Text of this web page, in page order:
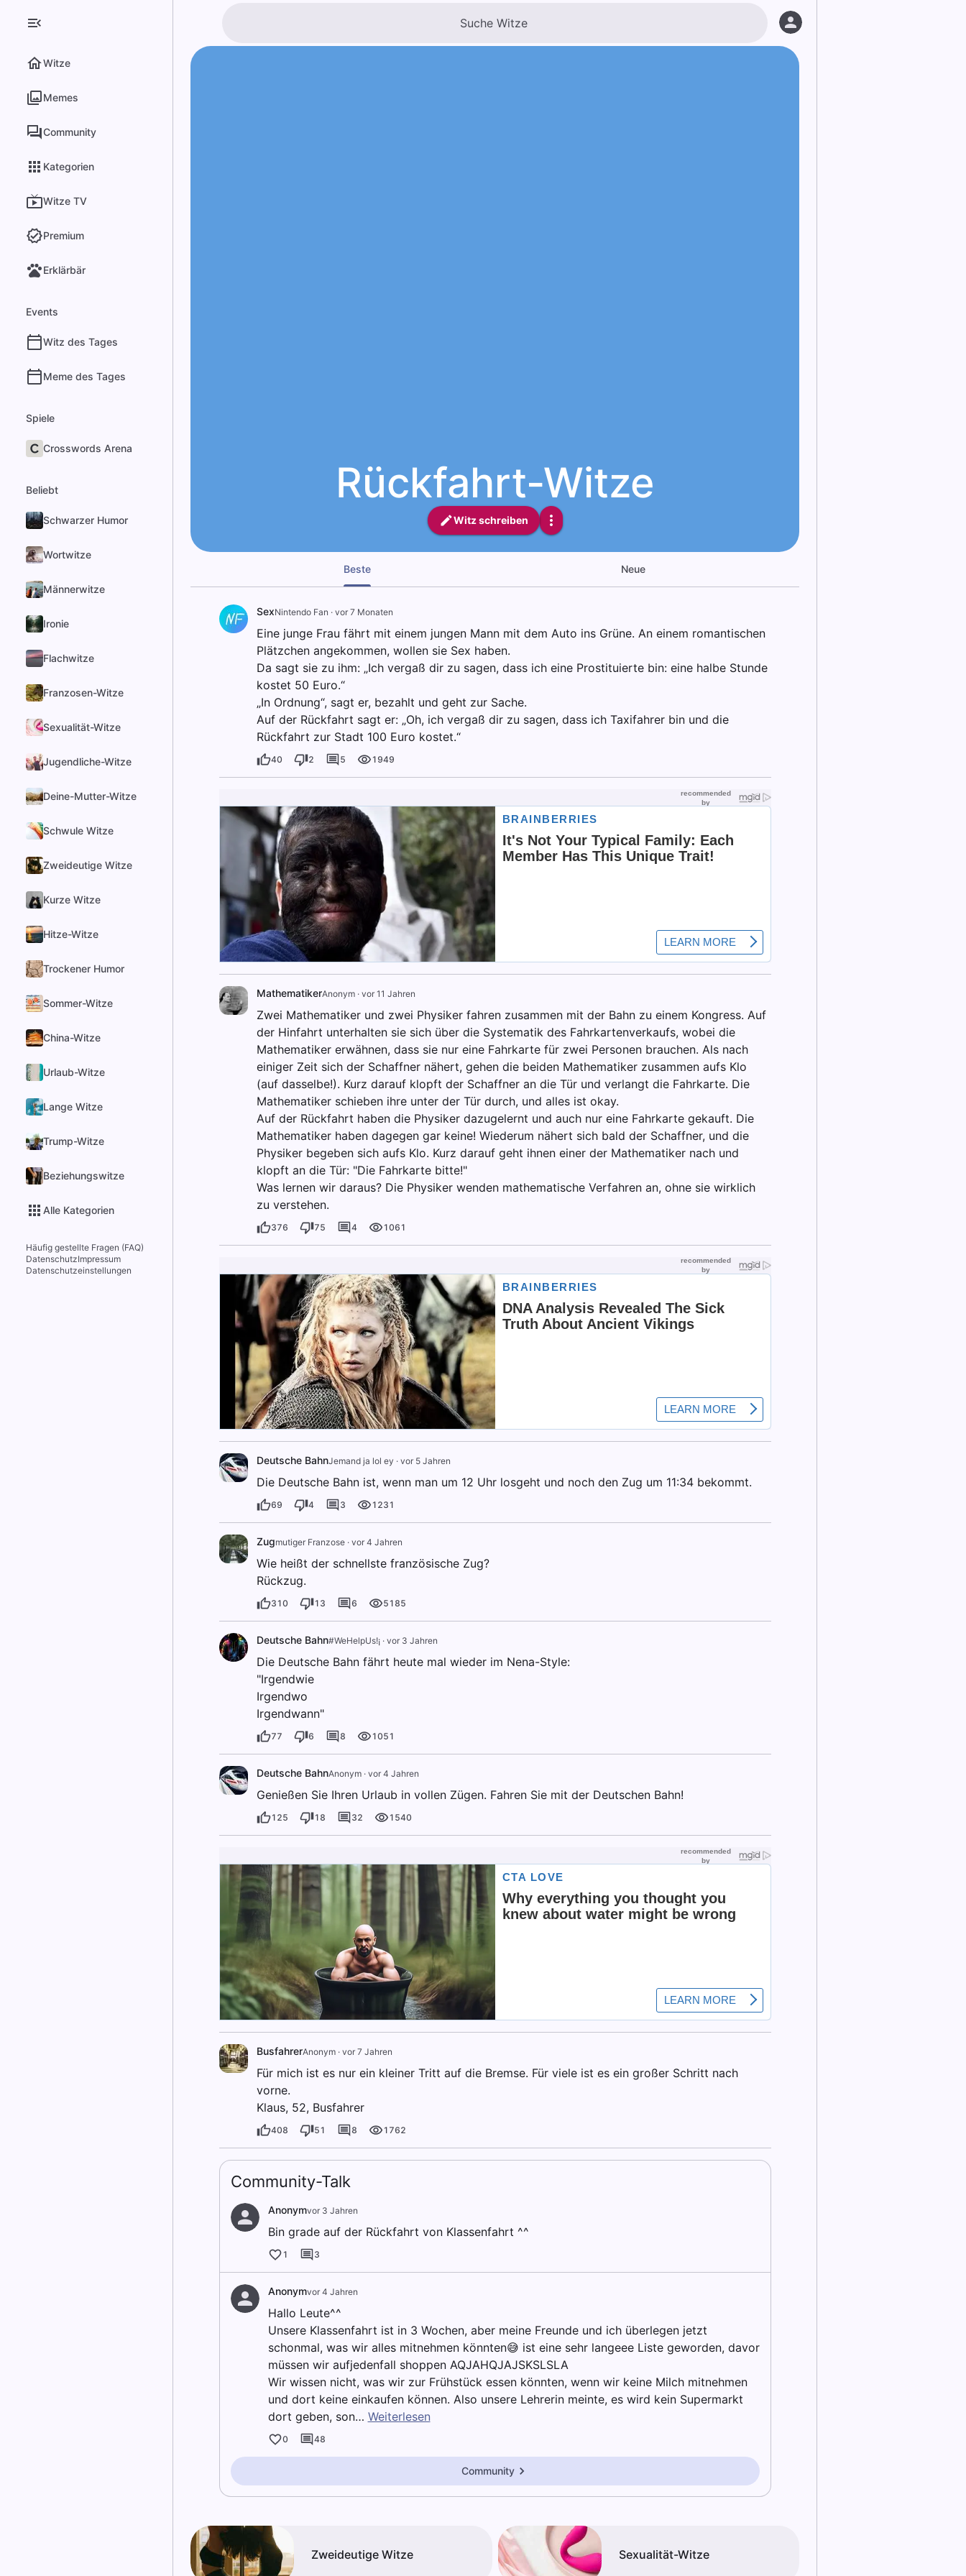
Witze
Memes
Community
Kategorien
Witze TV
Premium
Erklärbär
Events
Witz des Tages
Meme des Tages
Spiele
Crosswords Arena
Beliebt
Schwarzer Humor
Wortwitze
Männerwitze
Ironie
Flachwitze
Franzosen-Witze
Sexualität-Witze
Jugendliche-Witze
Deine-Mutter-Witze
Schwule Witze
Zweideutige Witze
Kurze Witze
Hitze-Witze
Trockener Humor
Sommer-Witze
China-Witze
Urlaub-Witze
Lange Witze
Trump-Witze
Beziehungswitze
Alle Kategorien
Häufig gestellte Fragen (FAQ)
DatenschutzImpressum
Datenschutzeinstellungen
Rückfahrt-Witze
Witz schreiben
Beste Neue
SexNintendo Fan · vor 7 Monaten
Eine junge Frau fährt mit einem jungen Mann mit dem Auto ins Grüne. An einem romantischen
Plätzchen angekommen, wollen sie Sex haben.
Da sagt sie zu ihm: „Ich vergaß dir zu sagen, dass ich eine Prostituierte bin: eine halbe Stunde
kostet 50 Euro.“
„In Ordnung“, sagt er, bezahlt und geht zur Sache.
Auf der Rückfahrt sagt er: „Oh, ich vergaß dir zu sagen, dass ich Taxifahrer bin und die
Rückfahrt zur Stadt 100 Euro kostet.“
40 2 5 1949
MathematikerAnonym· vor 11 Jahren
Zwei Mathematiker und zwei Physiker fahren zusammen mit der Bahn zu einem Kongress. Auf
der Hinfahrt unterhalten sie sich über die Systematik des Fahrkartenverkaufs, wobei die
Mathematiker erwähnen, dass sie nur eine Fahrkarte für zwei Personen brauchen. Als nach
einiger Zeit sich der Schaffner nähert, gehen die beiden Mathematiker zusammen aufs Klo
(auf dasselbe!). Kurz darauf klopft der Schaffner an die Tür und verlangt die Fahrkarte. Die
Mathematiker schieben ihre unter der Tür durch, und alles ist okay.
Auf der Rückfahrt haben die Physiker dazugelernt und auch nur eine Fahrkarte gekauft. Die
Mathematiker haben dagegen gar keine! Wiederum nähert sich bald der Schaffner, und die
Physiker begeben sich aufs Klo. Kurz darauf geht ihnen einer der Mathematiker nach und
klopft an die Tür: "Die Fahrkarte bitte!"
Was lernen wir daraus? Die Physiker wenden mathematische Verfahren an, ohne sie wirklich
zu verstehen.
376 75 4 1061
Deutsche BahnJemand ja lol ey · vor 5 Jahren
Die Deutsche Bahn ist, wenn man um 12 Uhr losgeht und noch den Zug um 11:34 bekommt.
69 4 3 1231
Zugmutiger Franzose· vor 4 Jahren
Wie heißt der schnellste französische Zug?
Rückzug.
310 13 6 5185
Deutsche Bahn#WeHelpUs!¡· vor 3 Jahren
Die Deutsche Bahn fährt heute mal wieder im Nena-Style:
"Irgendwie
Irgendwo
Irgendwann"
77 6 8 1051
Deutsche BahnAnonym· vor 4 Jahren
Genießen Sie Ihren Urlaub in vollen Zügen. Fahren Sie mit der Deutschen Bahn!
125 18 32 1540
BusfahrerAnonym· vor 7 Jahren
Für mich ist es nur ein kleiner Tritt auf die Bremse. Für viele ist es ein großer Schritt nach
vorne.
Klaus, 52, Busfahrer
408 51 8 1762
Community-Talk
Anonymvor 3 Jahren
Bin grade auf der Rückfahrt von Klassenfahrt ^^
1 3
Anonymvor 4 Jahren
Hallo Leute^^
Unsere Klassenfahrt ist in 3 Wochen, aber meine Freunde und ich überlegen jetzt
schonmal, was wir alles mitnehmen könnten😅 ist eine sehr langeee Liste geworden, davor
müssen wir aufjedenfall shoppen AQJAHQJAJSKSLSLA
Wir wissen nicht, was wir zur Frühstück essen könnten, wenn wir keine Milch mitnehmen
und dort keine einkaufen können. Also unsere Lehrerin meinte, es wird kein Supermarkt
dort geben, son… Weiterlesen
0 48
Community
Zweideutige Witze Sexualität-Witze